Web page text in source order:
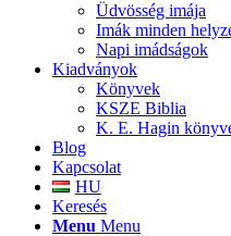
Üdvösség imája
Imák minden
Napi imádságok
Kiadványok
Könyvek
KSZE Biblia
K. E. Hagin
Blog
Kapcsolat
HU
Keresés
Menu Menu